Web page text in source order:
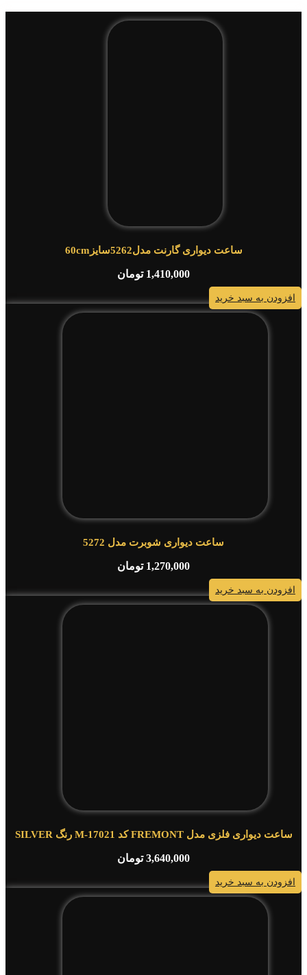
ساعت دیواری گارنت مدل5262سایز60cm
1,410,000 تومان
افزودن به سبد خرید
ساعت دیواری شوبرت مدل 5272
1,270,000 تومان
افزودن به سبد خرید
ساعت دیواری فلزی مدل FREMONT کد M-17021 رنگ SILVER
3,640,000 تومان
افزودن به سبد خرید